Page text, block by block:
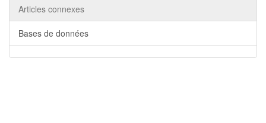
Articles connexes
Bases de données